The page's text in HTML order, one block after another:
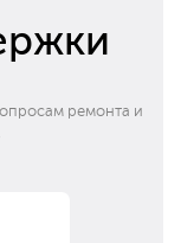
ремонта и